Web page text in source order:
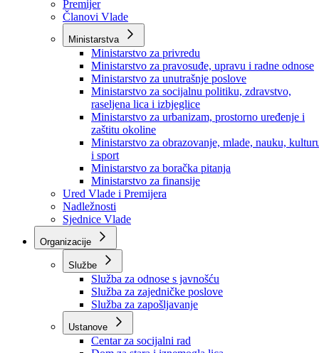
Vlada
Vlada BPK Goražde
Premijer
Članovi Vlade
Ministarstva
Ministarstvo za privredu
Ministarstvo za pravosuđe, upravu i radne odnose
Ministarstvo za unutrašnje poslove
Ministarstvo za socijalnu politiku, zdravstvo,
raseljena lica i izbjeglice
Ministarstvo za urbanizam, prostorno uređenje i
zaštitu okoline
Ministarstvo za obrazovanje, mlade, nauku,
i sport
Ministarstvo za boračka pitanja
Ministarstvo za finansije
Ured Vlade i Premijera
Nadležnosti
Sjednice Vlade
Organizacije
Službe
Služba za odnose s javnošću
Služba za zajedničke poslove
Služba za zapošljavanje